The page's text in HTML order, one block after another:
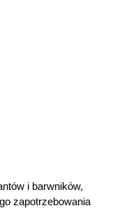
i barwników,
zapotrzebowania